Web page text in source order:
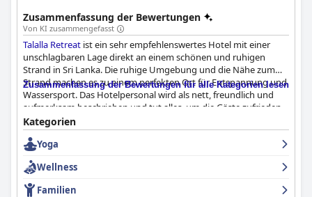
Zusammenfassung der Bewertungen
Von KI zusammengefasst
Talalla Retreat ist ein sehr empfehlenswertes Hotel mit einer
unschlagbaren Lage direkt an einem schönen und ruhigen
Strand in Sri Lanka. Die ruhige Umgebung und die Nähe zum
Strand machen es zu einem perfekten Ort für Entspannung und
Wassersport. Das Hotelpersonal wird als nett, freundlich und
aufmerksam beschrieben und tut alles, um die Gäste zufrieden
zu stellen. Das professionelle und zuvorkommende Team heißt
seine Gäste herzlich willkommen und kümmert sich persönlich
um sie. Insgesamt ist das
Rückzugsort mit außergewöhnlichem Service.
Zusammenfassung der Bewertungen für alle Kategorien lesen
Kategorien
Yoga
Wellness
Familien